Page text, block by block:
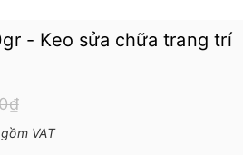
- Keo sửa chữa trang trí
VAT